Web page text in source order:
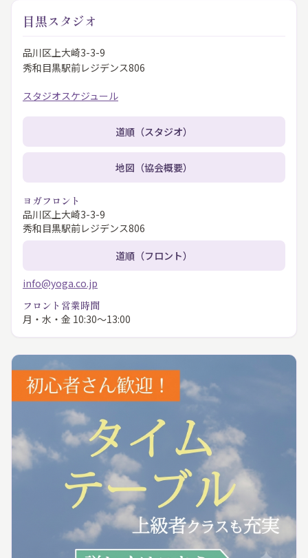
目黒スタジオ
品川区上大崎3-3-9
秀和目黒駅前レジデンス806
スタジオスケジュール
道順（スタジオ）
地図（協会概要）
ヨガフロント
品川区上大崎3-3-9
秀和目黒駅前レジデンス806
道順（フロント）
info@yoga.co.jp
フロント営業時間
月・水・金 10:30〜13:00